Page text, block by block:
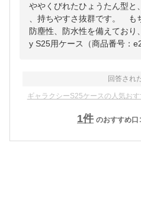
ややくびれたひょうたん型と
、持ちやすさ抜群です。 も
防塵性、防水性を備えてお
y S25用ケース（商品番号：
回答され
ギャラクシーS25ケースの人気おす
1件 のおすすめ口